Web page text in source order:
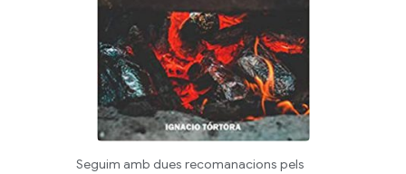
Seguim amb dues recomanacions pels